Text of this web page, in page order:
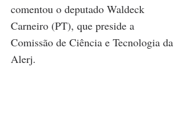
comentou o deputado Waldeck
Carneiro (PT), que preside a
Comissão de Ciência e Tecnologia da
Alerj.